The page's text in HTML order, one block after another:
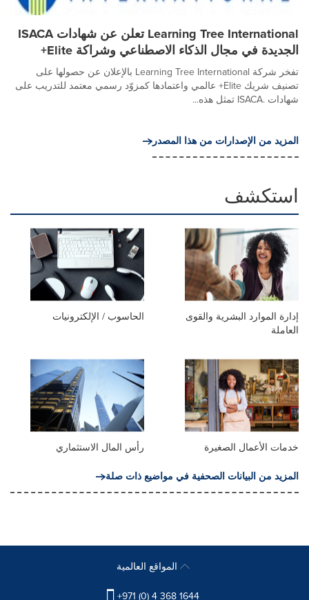
Learning Tree International تعلن عن شهادات ISACA
الجديدة في مجال الذكاء الاصطناعي وشراكة Elite+
تفخر شركة Learning Tree International بالإعلان عن حصولها على
تصنيف شريك Elite+ عالمي واعتمادها كمزوّد رسمي معتمد للتدريب على
شهادات .ISACA تمثل هذه...
المزيد من الإصدارات من هذا المصدر
استكشف
إدارة الموارد البشرية والقوى
العاملة
الحاسوب / الإلكترونيات
خدمات الأعمال الصغيرة
رأس المال الاستثماري
المزيد من البيانات الصحفية في مواضيع ذات صلة
+971 (0) 4 368 1644